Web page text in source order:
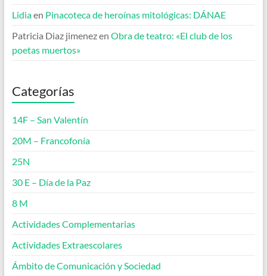
Lidiaen Pinacoteca de heroínas mitológicas: DÁNAE
Patricia Diaz jimenezen Obra de teatro: «El club de los
poetas muertos»
Categorías
14F – San Valentín
20M – Francofonía
25N
30 E – Día de la Paz
8 M
Actividades Complementarias
Actividades Extraescolares
Ámbito de Comunicación y Sociedad